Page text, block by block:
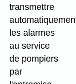
transmettre
les alarmes
au service
de pompiers
par